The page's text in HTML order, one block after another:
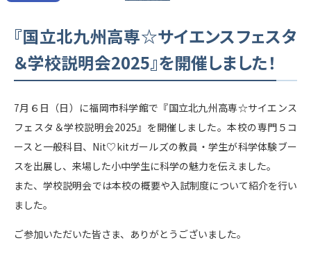
『国立北九州高専☆サイエンスフェスタ
＆学校説明会2025』を開催しました！
7月６日（日）に福岡市科学館で『国立北九州高専☆サイエンス
フェスタ＆学校説明会2025』を開催しました。本校の専門５コ
ースと一般科目、Nit♡kitガールズの教員・学生が科学体験ブー
スを出展し、来場した小中学生に科学の魅力を伝えました。
また、学校説明会では本校の概要や入試制度について紹介を行い
ました。
ご参加いただいた皆さま、ありがとうございました。